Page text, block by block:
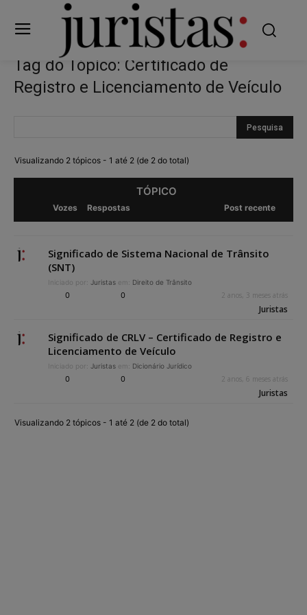
Tag do Tópico: Certificado de
Registro e Licenciamento de Veículo
Visualizando 2 tópicos - 1 até 2 (de 2 do total)
TÓPICO
Vozes Respostas Post recente
Significado de Sistema Nacional de Trânsito
(SNT)
Iniciado por: Juristas em: Direito de Trânsito
0 0 2 anos, 3 meses atrás
Juristas
Significado de CRLV – Certificado de Registro e
Licenciamento de Veículo
Iniciado por: Juristas em: Dicionário Jurídico
0 0 2 anos, 6 meses atrás
Juristas
Visualizando 2 tópicos - 1 até 2 (de 2 do total)